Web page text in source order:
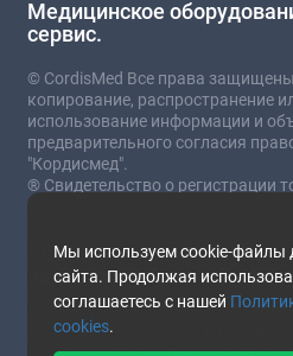
Мы используем cookie-файлы
сайта. Продолжая
соглашаетесь с нашей
cookies.
Медицинское
сервис.
© CordisMed Все права
копирование, распространение
использование информации и
предварительного согласия
"Кордисмед".
® Свидетельство о регистрации
от 03.07.2023
* Сайт носит
является публичной
Стоимость товаров и услуг
текущего курса валют и прочих
Наличие и подробные